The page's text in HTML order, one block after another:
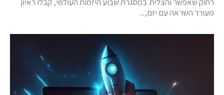
מעורר השראה עם יזם,...